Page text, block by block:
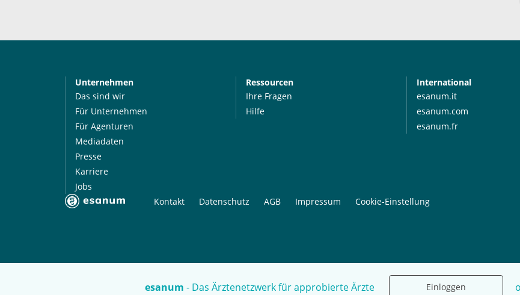
esanum - Das Ärztenetzwerk für approbierte Ärzte Einloggen
Unternehmen
Das sind wir
Für Unternehmen
Für Agenturen
Mediadaten
Presse
Karriere
Jobs
Ressourcen
Ihre Fragen
Hilfe
International
esanum.it
esanum.com
esanum.fr
Kontakt Datenschutz AGB Impressum Cookie-Einstellung